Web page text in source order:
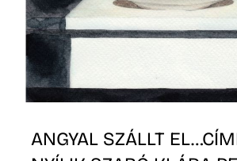
ANGYAL SZÁLLT